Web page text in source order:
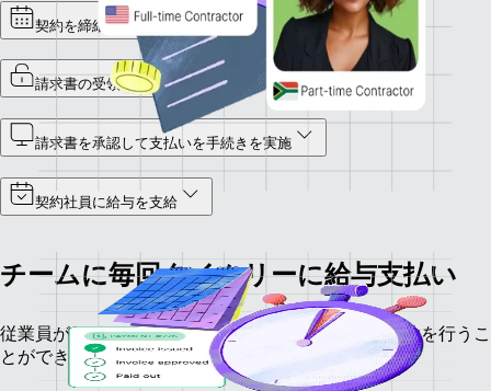
契約を締結
請求書の受領
請求書を承認して支払いを手続きを実施
契約社員に給与を支給
チームに毎回タイムリーに給与支払い
従業員がどこにいても、給与処理、給与計算、税控除を行うこ
とができます。